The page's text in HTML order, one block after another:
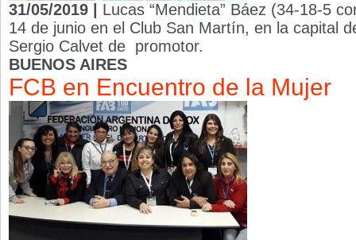
31/05/2019 | Lucas “Mendieta” Báez (34-18-5
14 de junio en el Club San Martín, en la capital
Sergio Calvet de promotor.
BUENOS AIRES
FCB en Encuentro de la Mujer